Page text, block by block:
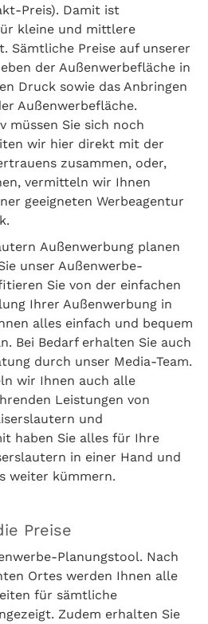
Preis). Damit ist
kleine und mittlere
Sämtliche Preise auf unserer
der Außenwerbefläche in
Druck sowie das Anbringen
Außenwerbefläche.
müssen Sie sich noch
wir hier direkt mit der
zusammen, oder,
vermitteln wir Ihnen
geeigneten Werbeagentur
Außenwerbung planen
unser Außenwerbe-
Sie von der einfachen
Ihrer Außenwerbung in
alles einfach und bequem
Bei Bedarf erhalten Sie auch
durch unser Media-Team.
wir Ihnen auch alle
Leistungen von
und
haben Sie alles für Ihre
in einer Hand und
weiter kümmern.
Preise
Planungstool. Nach
Ortes werden Ihnen alle
für sämtliche
Zudem erhalten Sie